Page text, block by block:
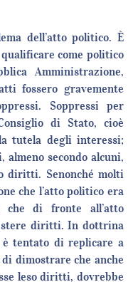
dell’atto politico. È
come politico
Amministrazione,
fossero gravemente
Soppressi per
di Stato, cioè
tutela degli interessi;
almeno secondo alcuni,
diritti. Senonché molti
che l’atto politico era
che di fronte all’atto
diritti. In dottrina
tentato di replicare a
dimostrare che anche
leso diritti, dovrebbe